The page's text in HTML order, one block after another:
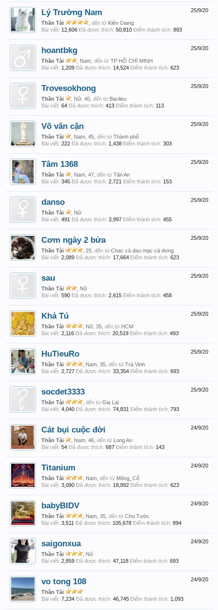
25/9/20
Lý Trường Nam
Thần Tài đến từ Kiên Giang
Bài viết: 12,606 Đã được thích: 50,810 Điểm thành tích: 893
25/9/20
hoantbkg
Thần Tài , Nam, đến từ TP HỒ CHÍ MINH
Bài viết: 1,209 Đã được thích: 14,524 Điểm thành tích: 623
25/9/20
Trovesokhong
Thần Tài , Nữ, 40, đến từ Baclieu
Bài viết: 64 Đã được thích: 413 Điểm thành tích: 113
25/9/20
Võ văn cận
Thần Tài , Nam, 45, đến từ Thành phố
Bài viết: 222 Đã được thích: 1,438 Điểm thành tích: 303
25/9/20
Tâm 1368
Thần Tài , Nam, 47, đến từ Tân An
Bài viết: 345 Đã được thích: 2,721 Điểm thành tích: 153
25/9/20
danso
Thần Tài
, Nữ
Bài viết: 491 Đã được thích: 3,997 Điểm thành tích: 455
25/9/20
Cơm ngày 2 bửa
Thần Tài , 25, đến từ Chac cà đau mạc cà dưng
Bài viết: 2,089 Đã được thích: 17,664 Điểm thành tích: 623
25/9/20
sau
Thần Tài
, Nữ
Bài viết: 590 Đã được thích: 2,615 Điểm thành tích: 458
25/9/20
Khả Tú
Thần Tài , Nữ, 35, đến từ HCM
Bài viết: 2,116 Đã được thích: 20,519 Điểm thành tích: 493
25/9/20
HuTieuRo
Thần Tài , Nam, 35, đến từ Trà Vinh
Bài viết: 2,727 Đã được thích: 33,354 Điểm thành tích: 693
25/9/20
socdet3333
Thần Tài đến từ Gia Lai
Bài viết: 4,040 Đã được thích: 74,831 Điểm thành tích: 793
24/9/20
Cát bụi cuộc đời
Thần Tài , Nam, 46, đến từ Long An
Bài viết: 54 Đã được thích: 687 Điểm thành tích: 143
24/9/20
Titanium
Thần Tài , Nam, đến từ Mông_Cổ
Bài viết: 3,090 Đã được thích: 18,892 Điểm thành tích: 623
24/9/20
babyBIDV
Thần Tài , Nam, 35, đến từ Chu Tước
Bài viết: 3,511 Đã được thích: 105,678 Điểm thành tích: 894
24/9/20
saigonxua
Thần Tài
, Nữ
Bài viết: 2,859 Đã được thích: 47,118 Điểm thành tích: 693
24/9/20
vo tong 108
Thần Tài
Bài viết: 7,234 Đã được thích: 46,745 Điểm thành tích: 1,093